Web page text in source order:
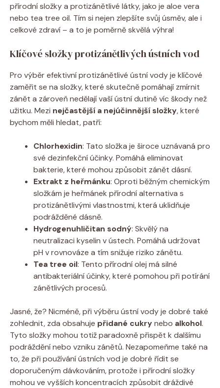
přírodní složky a protizánětlivé látky, jako je aloe vera
nebo tea tree oil. Tím si nejen zlepšíte svůj úsměv, ale i
celkové zdraví – a to je poměrně skvělá výhra!
Klíčové složky protizánětlivých ústních vod
Pro výběr efektivní protizánětlivé ústní vody je klíčové
zaměřit se na složky, které skutečně pomáhají zmírnit
zánět a zároveň nedělají vaší ústní dutině víc škody než
užitku. Mezi nejčastější a nejúčinnější složky, které
bychom měli hledat, patří:
Chlorhexidin: Tato složka je široce uznávaná pro
své dezinfekční účinky. Pomáhá eliminovat
bakterie, které mohou způsobit zánět dásní.
Extrakt z heřmánku: Oproti běžným chemickým
složkám je heřmánek přírodní alternativa s
protizánětlivými vlastnostmi, která uklidňuje
podrážděné dásně.
Hydrogenuhličitan sodný: Skvělý na
neutralizaci kyselin v ústech. Pomáhá udržovat
pH v rovnováze a tím snižuje riziko zánětu.
Tea tree oil: Tento přírodní olej má silné
antibakteriální účinky, které pomohou při potírání
zánětlivých procesů.
Jasné, že? Nicméně, při výběru ústní vody je dobré také
zohlednit, zda obsahuje přidané cukrynebo alkohol.
Tyto složky mohou totiž paradoxně přispět k dalšímu
podráždění nebo vzniku zánětů. Nezapomeňme také na
to, že při používání ústních vod je dobré řídit se
doporučeným dávkováním, protože i přírodní složky
mohou ve vyšších koncentracích způsobit dráždivé